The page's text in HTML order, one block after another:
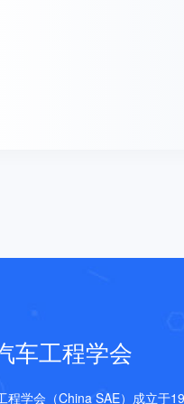
车工程学会
程学会（China SAE）成立于